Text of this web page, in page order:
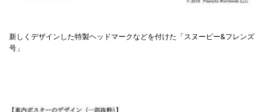
新しくデザインした特製ヘッドマークなどを付けた「スヌーピー&フレンズ
号」